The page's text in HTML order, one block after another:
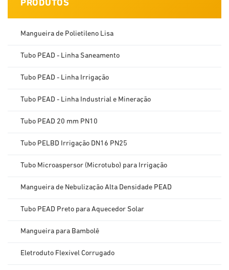
PRODUTOS
Mangueira de Polietileno Lisa
Tubo PEAD - Linha Saneamento
Tubo PEAD - Linha Irrigação
Tubo PEAD - Linha Industrial e Mineração
Tubo PEAD 20 mm PN10
Tubo PELBD Irrigação DN16 PN25
Tubo Microaspersor (Microtubo) para Irrigação
Mangueira de Nebulização Alta Densidade PEAD
Tubo PEAD Preto para Aquecedor Solar
Mangueira para Bambolê
Eletroduto Flexível Corrugado